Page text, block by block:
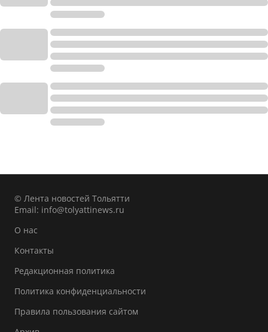
© Лента новостей Тольятти
Email: info@tolyattinews.ru
О нас
Контакты
Редакционная политика
Политика конфиденциальности
Правила пользования сайтом